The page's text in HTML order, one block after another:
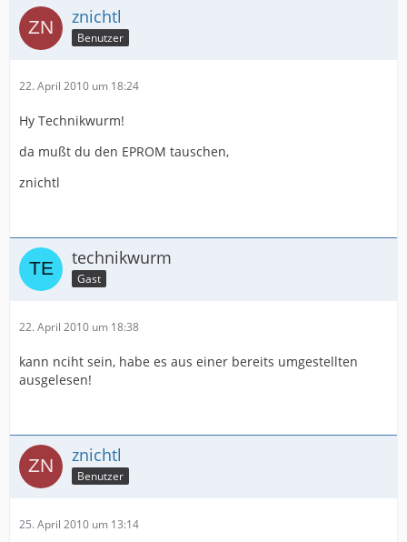
znichtl
Benutzer
22. April 2010 um 18:24
Hy Technikwurm!
da mußt du den EPROM tauschen,
znichtl
technikwurm
Gast
22. April 2010 um 18:38
kann nciht sein, habe es aus einer bereits umgestellten
ausgelesen!
znichtl
Benutzer
25. April 2010 um 13:14